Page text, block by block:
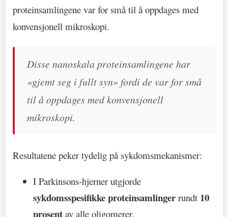
proteinsamlingene var for små til å oppdages med
konvensjonell mikroskopi.
Disse nanoskala proteinsamlingene har
«gjemt seg i fullt syn» fordi de var for små
til å oppdages med konvensjonell
mikroskopi.
Resultatene peker tydelig på sykdomsmekanismer:
I Parkinsons-hjerner utgjorde
sykdomsspesifikke proteinsamlinger rundt 10
prosent av alle oligomerer.